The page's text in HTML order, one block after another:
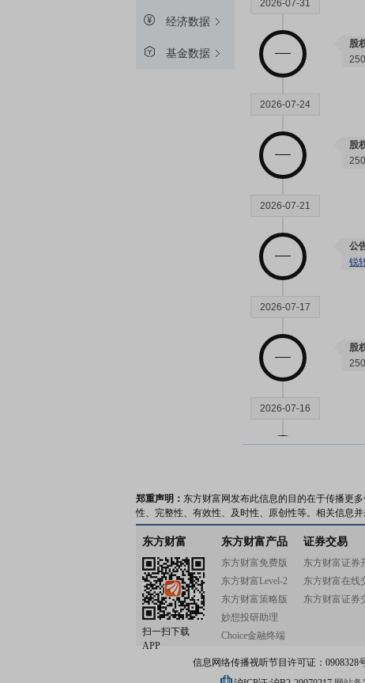
经济数据
基金数据
2026-07-31
股
2026-07-24
股
2026-07-21
公
锐
2026-07-17
股
2026-07-16
2026-07-14
过
2026-07-10
郑重声明： 东方财富网发布此信息的目的在于传播更
性、完整性、有效性、及时性、原创性等。相关信息
东方财富
扫一扫下载
APP
东方财富产品
东方财富免费版
东方财富Level-2
东方财富策略版
妙想投研助理
Choice金融终端
证券交易
东方财富证券
东方财富在线
东方财富证券
信息网络传播视听节目许可证：0908328